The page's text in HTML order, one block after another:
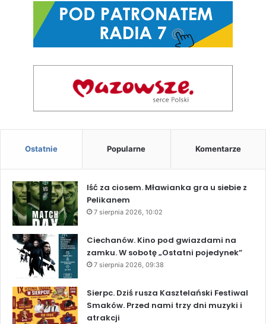
Ostatnie Popularne Komentarze
Iść za ciosem. Mławianka gra u siebie z
Pelikanem
7 sierpnia 2026, 10:02
Ciechanów. Kino pod gwiazdami na
zamku. W sobotę „Ostatni pojedynek”
7 sierpnia 2026, 09:38
Sierpc. Dziś rusza Kasztelański Festiwal
Smaków. Przed nami trzy dni muzyki i
atrakcji